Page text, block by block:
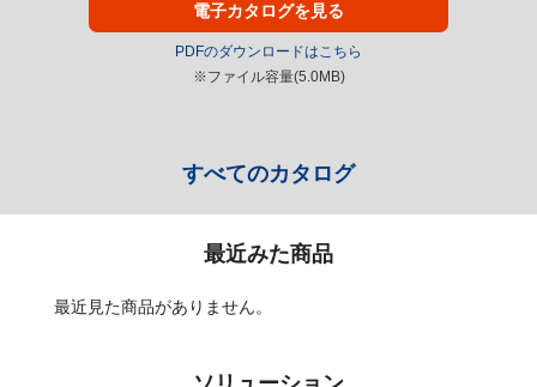
電子カタログを見る
PDFのダウンロードはこちら
※ファイル容量(5.0MB)
すべてのカタログ
最近みた商品
最近見た商品がありません。